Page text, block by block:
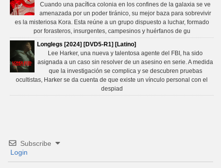
Cuando una pacífica colonia en los confines de la galaxia se ve
amenazada por un poder tiránico, su mejor baza para sobrevivir
es la misteriosa Kora. Esta reúne a un grupo dispuesto a luchar, formado
por forasteros, insurgentes, campesinos y huérfanos de gu
Longlegs [2024] [DVD5-R1] [Latino]
Lee Harker, una nueva y talentosa agente del FBI, ha sido
asignada a un caso sin resolver de un asesino en serie. A medida
que la investigación se complica y se descubren pruebas
ocultistas, Harker se da cuenta de que existe un vínculo personal con el
despiad
Subscribe
Login